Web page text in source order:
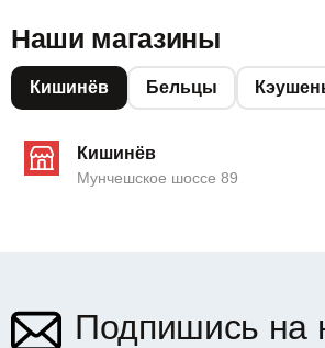
Наши магазины
Кишинёв Бельцы
Кишинёв
Мунчешское шоссе 89
Подпишись на